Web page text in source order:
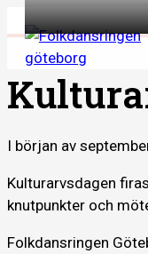
Hoppa
till
innehåll
I början av
Kulturarvsdagen
knutpunkter och
Folkdansringen